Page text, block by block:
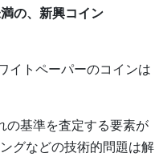
の、新興コイン
イトペーパーのコインは
の基準を査定する要素が
グなどの技術的問題は解